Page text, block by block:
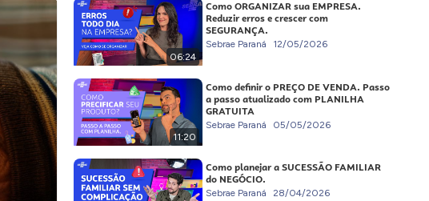
06:24
Como ORGANIZAR sua EMPRESA.
Reduzir erros e crescer com
SEGURANÇA.
Sebrae Paraná 12/05/2026
11:20
Como definir o PREÇO DE VENDA. Passo
a passo atualizado com PLANILHA
GRATUITA
Sebrae Paraná 05/05/2026
Como planejar a SUCESSÃO FAMILIAR
do NEGÓCIO.
Sebrae Paraná 28/04/2026